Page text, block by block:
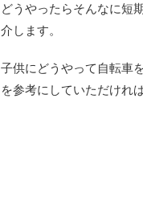
どうやったらそんなに短
介します。
子供にどうやって自転車
を参考にしていただけれ